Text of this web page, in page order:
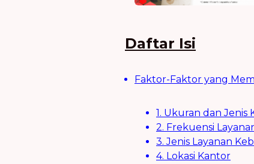
Daftar Isi
Faktor-Faktor yang
1. Ukuran dan Jenis
2. Frekuensi
3. Jenis Layanan
4. Lokasi Kantor